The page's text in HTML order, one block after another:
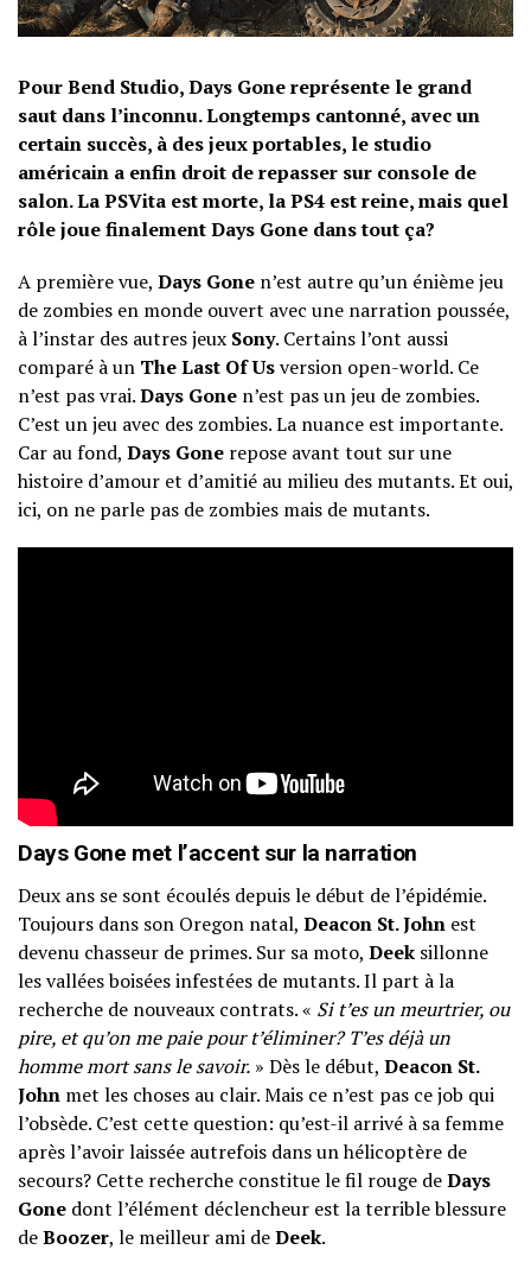
Pour Bend Studio, Days Gone représente le grand
saut dans l’inconnu. Longtemps cantonné, avec un
certain succès, à des jeux portables, le studio
américain a enfin droit de repasser sur console de
salon. La PSVita est morte, la PS4 est reine, mais quel
rôle joue finalement Days Gone dans tout ça?
A première vue, Days Gone n’est autre qu’un énième jeu
de zombies en monde ouvert avec une narration poussée,
à l’instar des autres jeux Sony. Certains l’ont aussi
comparé à un The Last Of Usversion open-world. Ce
n’est pas vrai.Days Gone n’est pas un jeu de zombies.
C’est un jeu avec des zombies. La nuance est importante.
Car au fond, Days Gone repose avant tout sur une
histoire d’amour et d’amitié au milieu des mutants. Et oui,
ici, on ne parle pas de zombies mais de mutants.
Days Gone met l’accent sur la narration
Deux ans se sont écoulés depuis le début de l’épidémie.
Toujours dans son Oregon natal, Deacon St. John est
devenu chasseur de primes. Sur sa moto, Deek sillonne
les vallées boisées infestées de mutants. Il part à la
recherche de nouveaux contrats. « Si t’es un meurtrier, ou
pire, et qu’on me paie pour t’éliminer? T’es déjà un
homme mort sans le savoir. » Dès le début, Deacon St.
John met les choses au clair. Mais ce n’est pas ce job qui
l’obsède. C’est cette question: qu’est-il arrivé à sa femme
après l’avoir laissée autrefois dans un hélicoptère de
secours? Cette recherche constitue le fil rouge deDays
Gone dont l’élément déclencheur est la terrible blessure
deBoozer, le meilleur ami deDeek.